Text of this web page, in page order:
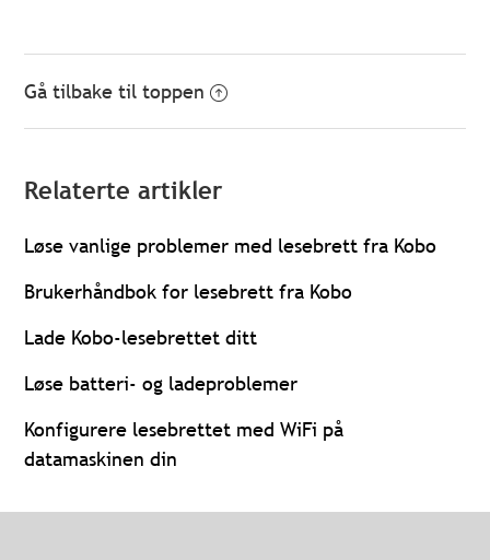
Gå tilbake til toppen
Relaterte artikler
Løse vanlige problemer med lesebrett fra Kobo
Brukerhåndbok for lesebrett fra Kobo
Lade Kobo-lesebrettet ditt
Løse batteri- og ladeproblemer
Konfigurere lesebrettet med WiFi på
datamaskinen din